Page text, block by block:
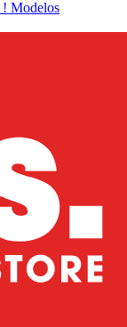
! Modelos